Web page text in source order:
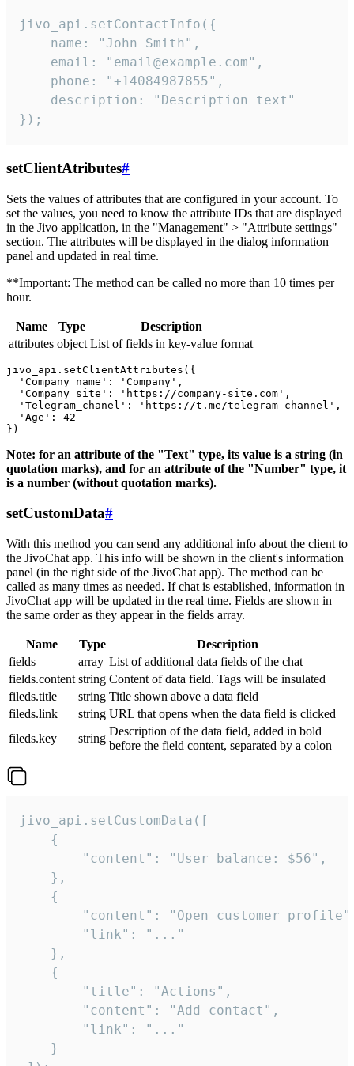
jivo_api.setContactInfo({
    name: "John Smith",
    email: "email@example.com",
    phone: "+14084987855",
    description: "Description text"
});
setClientAtributes#
Sets the values ​​of attributes that are configured in your account. To
set the values, you need to know the attribute IDs that are displayed
in the Jivo application, in the "Management" > "Attribute settings"
section. The attributes will be displayed in the dialog information
panel and updated in real time.
**Important: The method can be called no more than 10 times per
hour.
Name Type
Description
attributes object List of fields in key-value format
jivo_api.setClientAttributes({
  'Company_name': 'Company',
  'Company_site': 'https://company-site.com',
  'Telegram_chanel': 'https://t.me/telegram-channel',
  'Age': 42
Note: for an attribute of the "Text" type, its value is a string (in
quotation marks), and for an attribute of the "Number" type, it
is a number (without quotation marks).
setCustomData#
With this method you can send any additional info about the client to
the JivoChat app. This info will be shown in the client's information
panel (in the right side of the JivoChat app). The method can be
called as many times as needed. If chat is established, information in
JivoChat app will be updated in the real time. Fields are shown in
the same order as they appear in the fields array.
Name Type
Description
fields
array List of additional data fields of the chat
fields.content string Content of data field. Tags will be insulated
fileds.title
string Title shown above a data field
fileds.link
string URL that opens when the data field is clicked
fileds.key
string
Description of the data field, added in bold
before the field content, separated by a colon
jivo_api.setCustomData([
    {
        "content": "User balance: $56",
    },
    {
"content": "Open customer
        "link": "..."
    },
    {
        "title": "Actions",
        "content": "Add contact",
        "link": "..."
    }